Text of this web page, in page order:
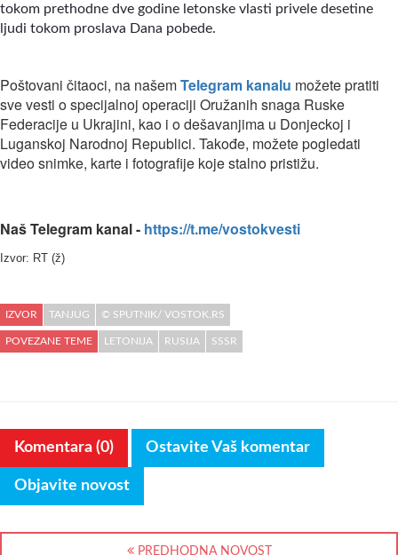
tokom prethodne dve godine letonske vlasti privele desetine
ljudi tokom proslava Dana pobede.
Poštovani čitaoci, na našemTelegram kanalu možete pratiti
sve vesti o specijalnoj operaciji Oružanih snaga Ruske
Federacije u Ukrajini, kao i o dešavanjima u Donjeckoj i
Luganskoj Narodnoj Republici. Takođe, možete pogledati
video snimke, karte i fotografije koje stalno pristižu.
Naš Telegram kanal - https://t.me/vostokvesti
Izvor: RT (ž)
IZVOR TANJUG © SPUTNIK/ VOSTOK.RS
POVEZANE TEME LETONIJA RUSIJA SSSR
Komentara (0) Ostavite Vaš komentar
Objavite novost
PREDHODNA NOVOST